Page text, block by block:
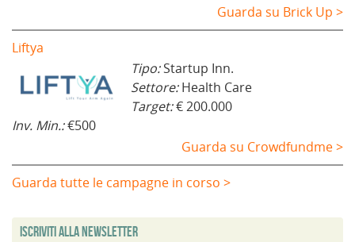
Guarda su Brick Up >
Liftya
Tipo:Startup Inn.
Settore:Health Care
Target:€ 200.000
Inv. Min.:€500
Guarda su Crowdfundme >
Guarda tutte le campagne in corso >
Iscriviti alla Newsletter